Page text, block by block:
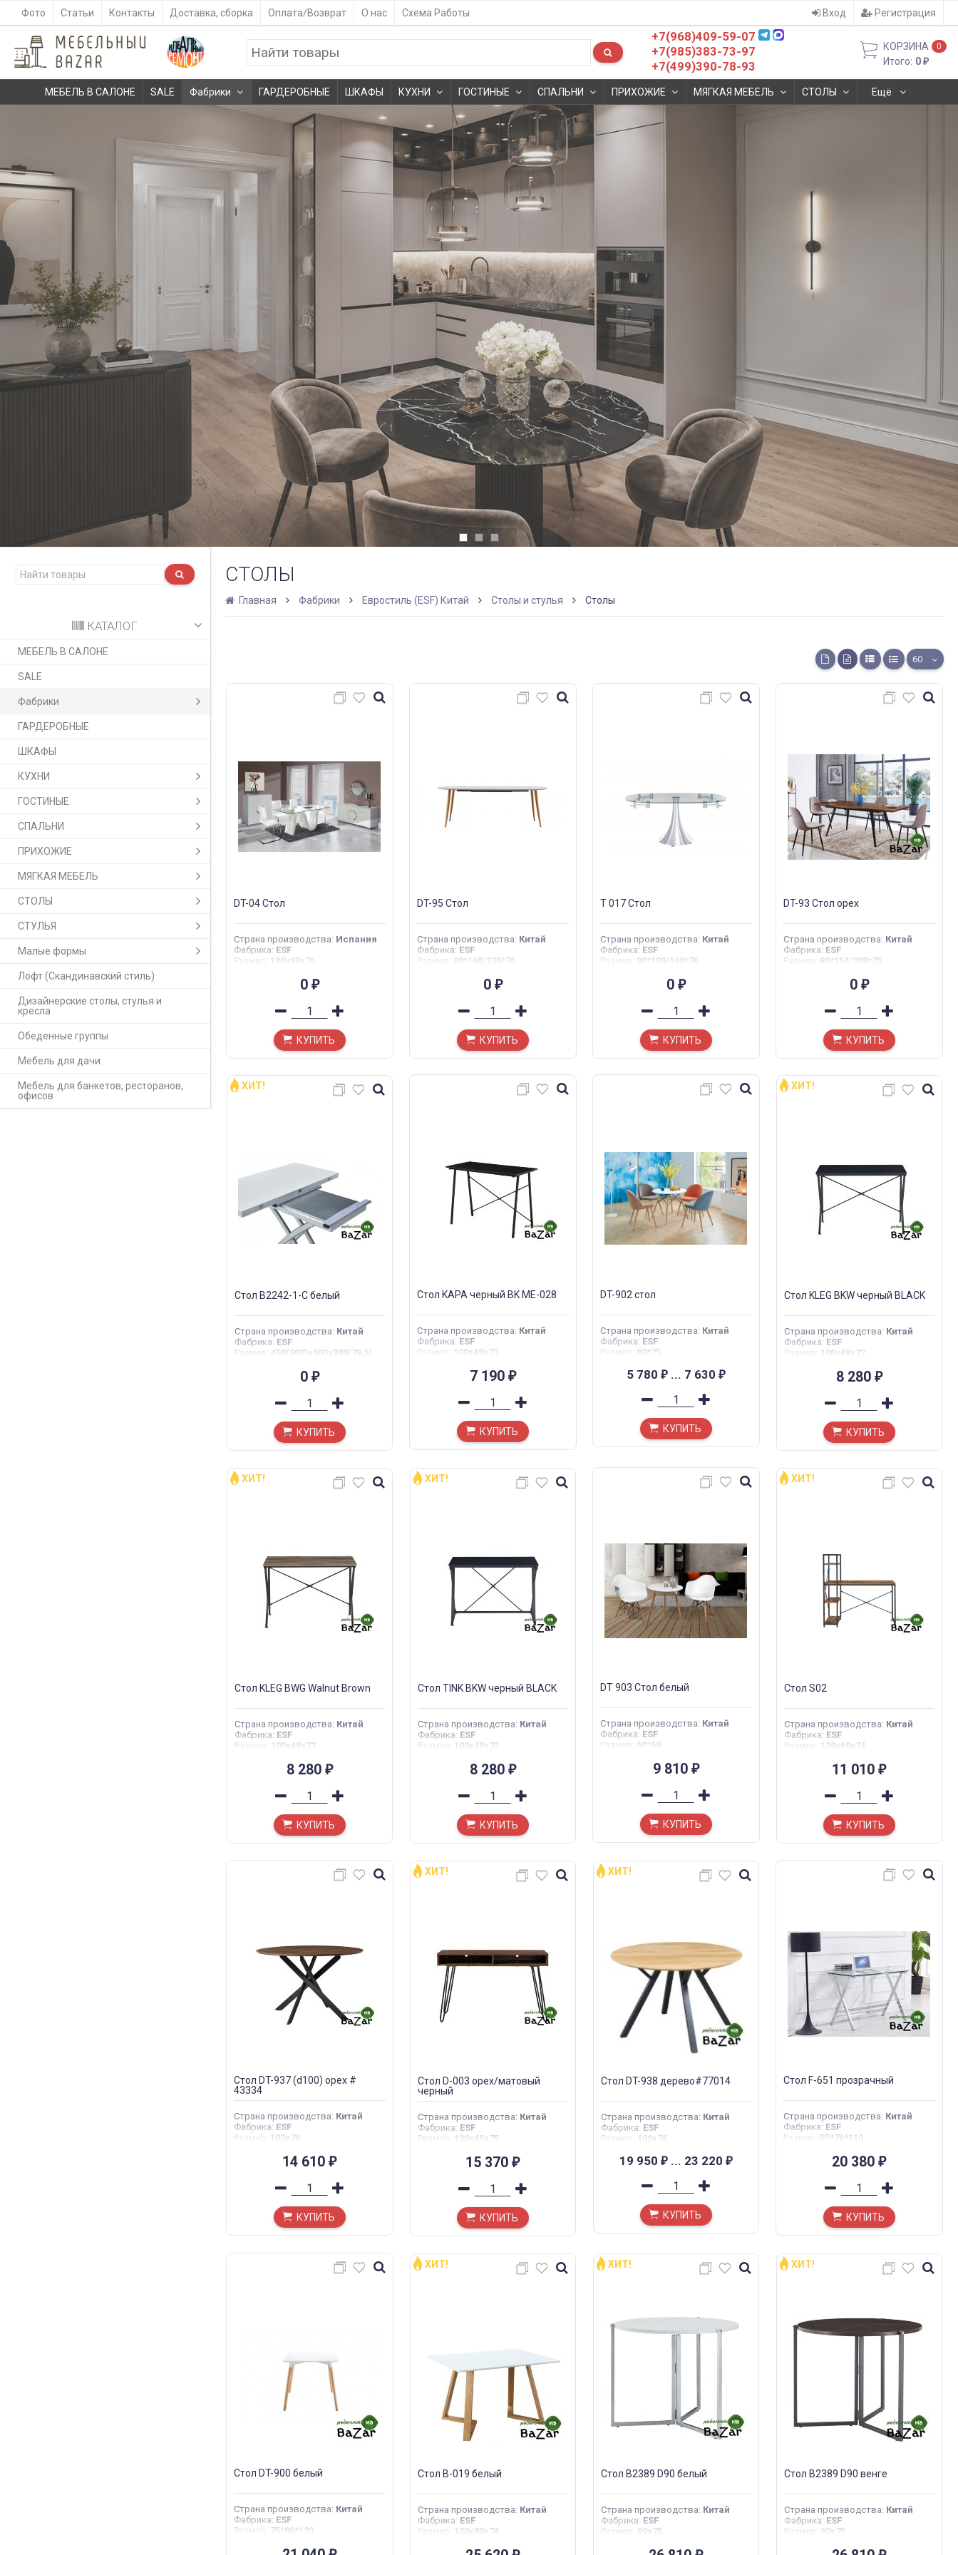
Фото Статьи Контакты Доставка, сборка Оплата/Возврат О нас Схема Работы Вход Регистрация
+7(968)409-59-07
+7(985)383-73-97
+7(499)390-78-93
КОРЗИНА 0
Итого: 0₽
МЕБЕЛЬ В САЛОНЕ SALE Фабрики ГАРДЕРОБНЫЕ ШКАФЫ КУХНИ ГОСТИНЫЕ СПАЛЬНИ ПРИХОЖИЕ МЯГКАЯ МЕБЕЛЬ СТОЛЫ Ещё
КАТАЛОГ
МЕБЕЛЬ В САЛОНЕ
SALE
Фабрики
ГАРДЕРОБНЫЕ
ШКАФЫ
КУХНИ
ГОСТИНЫЕ
СПАЛЬНИ
ПРИХОЖИЕ
МЯГКАЯ МЕБЕЛЬ
СТОЛЫ
СТУЛЬЯ
Малые формы
Лофт (Скандинавский стиль)
Дизайнерские столы, стулья и
кресла
Обеденные группы
Мебель для дачи
Мебель для банкетов, ресторанов,
офисов
СТОЛЫ
Главная Фабрики Евростиль (ESF) Китай Столы и стулья Столы
60
DT-04 Стол
Страна производства: Испания
Фабрика: ESF
Размер : 180x90x76
0 ₽
КУПИТЬ
DT-95 Стол
Страна производства: Китай
Фабрика: ESF
Размер : 90*160/220*76
0 ₽
КУПИТЬ
T 017 Стол
Страна производства: Китай
Фабрика: ESF
Размер : 90*100/160*76
0 ₽
КУПИТЬ
DT-93 Стол орех
Страна производства: Китай
Фабрика: ESF
Размер : 80*154/209*75
0 ₽
КУПИТЬ
ХИТ!
Стол В2242-1-C белый
Страна производства: Китай
Фабрика: ESF
Размер : 450(900)х900х380(79,5)
0 ₽
КУПИТЬ
Стол KAPA черный BK ME-028
Страна производства: Китай
Фабрика: ESF
Размер : 100x48x73
7 190 ₽
КУПИТЬ
DT-902 стол
Страна производства: Китай
Фабрика: ESF
Размер : 80*75
5 780 ₽... 7 630 ₽
КУПИТЬ
ХИТ!
Стол KLEG BKW черный BLACK
Страна производства: Китай
Фабрика: ESF
Размер : 100x48x72
8 280 ₽
КУПИТЬ
ХИТ!
Стол KLEG BWG Walnut Brown
Страна производства: Китай
Фабрика: ESF
Размер : 100x48x72
8 280 ₽
КУПИТЬ
ХИТ!
Стол TINK BKW черный BLACK
Страна производства: Китай
Фабрика: ESF
Размер : 100x48x72
8 280 ₽
КУПИТЬ
DT 903 Стол белый
Страна производства: Китай
Фабрика: ESF
Размер : 60*69
9 810 ₽
КУПИТЬ
ХИТ!
Стол S02
Страна производства: Китай
Фабрика: ESF
Размер : 120x60x74
11 010₽
КУПИТЬ
Стол DT-937 (d100) орех #
43334
Страна производства: Китай
Фабрика: ESF
Размер : 100x76
14 610₽
КУПИТЬ
ХИТ!
Стол D-003 орех/матовый
черный
Страна производства: Китай
Фабрика: ESF
Размер : 120х45х75
15 370₽
КУПИТЬ
ХИТ!
Стол DT-938 дерево#77014
Страна производства: Китай
Фабрика: ESF
Размер : 100x76
19 950 ₽... 23 220 ₽
КУПИТЬ
Стол F-651 прозрачный
Страна производства: Китай
Фабрика: ESF
Размер : 55*76*110
20 380₽
КУПИТЬ
Стол DT-900 белый
Страна производства: Китай
Фабрика: ESF
Размер : 75*80*120
ХИТ!
Стол B-019 белый
Страна производства: Китай
Фабрика: ESF
Размер : 120x80x74
ХИТ!
Стол B2389 D90 белый
Страна производства: Китай
Фабрика: ESF
Размер : 90x75
ХИТ!
Стол B2389 D90 венге
Страна производства: Китай
Фабрика: ESF
Размер : 90x75